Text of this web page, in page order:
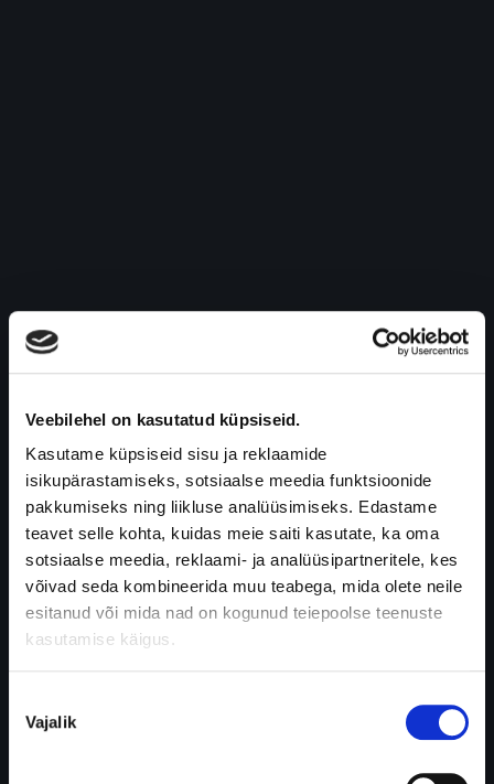
Veebilehel on kasutatud küpsiseid.
Kasutame küpsiseid sisu ja reklaamide
isikupärastamiseks, sotsiaalse meedia funktsioonide
pakkumiseks ning liikluse analüüsimiseks. Edastame
teavet selle kohta, kuidas meie saiti kasutate, ka oma
sotsiaalse meedia, reklaami- ja analüüsipartneritele, kes
võivad seda kombineerida muu teabega, mida olete neile
esitanud või mida nad on kogunud teiepoolse teenuste
kasutamise käigus.
valik
Vajalik